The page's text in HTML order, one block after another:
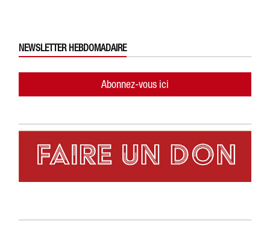
NEWSLETTER HEBDOMADAIRE
Abonnez-vous ici